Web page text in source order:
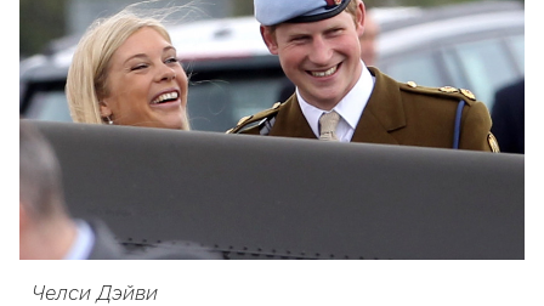
Челси Дэйви